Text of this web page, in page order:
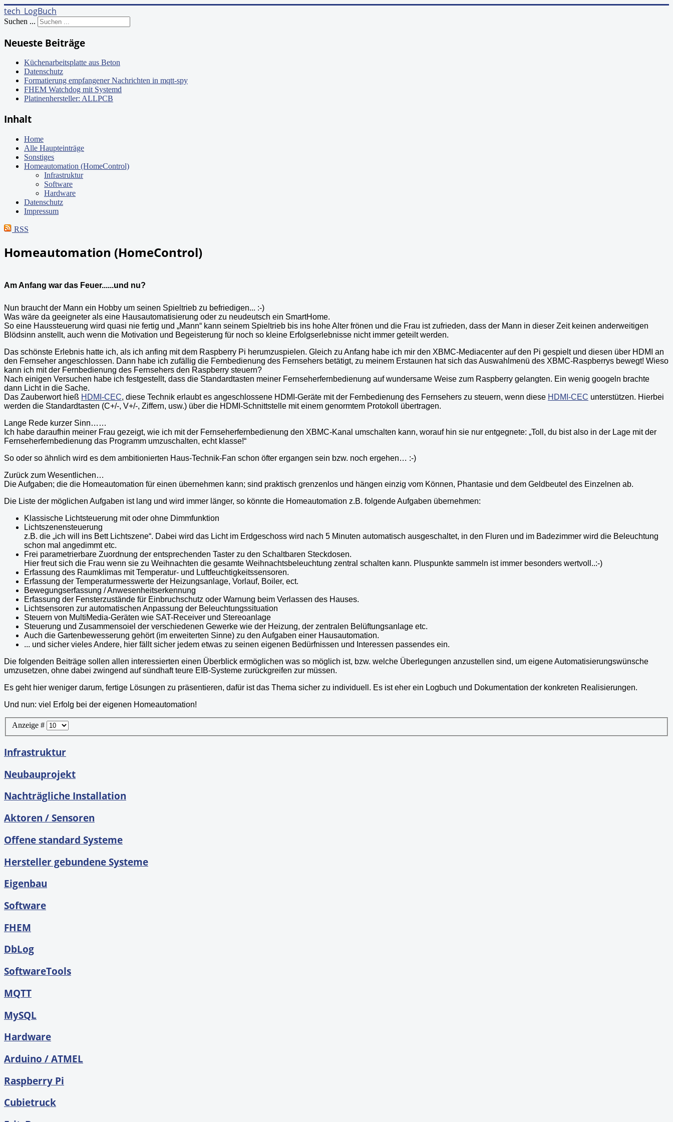
tech_LogBuch
Suchen ...
Neueste Beiträge
Küchenarbeitsplatte aus Beton
Datenschutz
Formatierung empfangener Nachrichten in mqtt-spy
FHEM Watchdog mit Systemd
Platinenhersteller: ALLPCB
Inhalt
Home
Alle Haupteinträge
Sonstiges
Homeautomation (HomeControl)
Infrastruktur
Software
Hardware
Datenschutz
Impressum
RSS
Homeautomation (HomeControl)
Am Anfang war das Feuer......und nu?
Nun braucht der Mann ein Hobby um seinen Spieltrieb zu befriedigen... :-)
Was wäre da geeigneter als eine Hausautomatisierung oder zu neudeutsch ein SmartHome.
So eine Haussteuerung wird quasi nie fertig und „Mann“ kann seinem Spieltrieb bis ins hohe Alter frönen und die Frau ist zufrieden, dass der Mann in dieser Zeit keinen anderweitigen
Blödsinn anstellt, auch wenn die Motivation und Begeisterung für noch so kleine Erfolgserlebnisse nicht immer geteilt werden.
Das schönste Erlebnis hatte ich, als ich anfing mit dem Raspberry Pi herumzuspielen. Gleich zu Anfang habe ich mir den XBMC-Mediacenter auf den Pi gespielt und diesen über HDMI an
den Fernseher angeschlossen. Dann habe ich zufällig die Fernbedienung des Fernsehers betätigt, zu meinem Erstaunen hat sich das Auswahlmenü des XBMC-Raspberrys bewegt! Wieso
kann ich mit der Fernbedienung des Fernsehers den Raspberry steuern?
Nach einigen Versuchen habe ich festgestellt, dass die Standardtasten meiner Fernseherfernbedienung auf wundersame Weise zum Raspberry gelangten. Ein wenig googeln brachte
dann Licht in die Sache.
Das Zauberwort hieß HDMI-CEC, diese Technik erlaubt es angeschlossene HDMI-Geräte mit der Fernbedienung des Fernsehers zu steuern, wenn diese HDMI-CEC unterstützen. Hierbei
werden die Standardtasten (C+/-, V+/-, Ziffern, usw.) über die HDMI-Schnittstelle mit einem genormtem Protokoll übertragen.
Lange Rede kurzer Sinn……
Ich habe daraufhin meiner Frau gezeigt, wie ich mit der Fernseherfernbedienung den XBMC-Kanal umschalten kann, worauf hin sie nur entgegnete: „Toll, du bist also in der Lage mit der
Fernseherfernbedienung das Programm umzuschalten, echt klasse!“
So oder so ähnlich wird es dem ambitionierten Haus-Technik-Fan schon öfter ergangen sein bzw. noch ergehen… :-)
Zurück zum Wesentlichen…
Die Aufgaben; die die Homeautomation für einen übernehmen kann; sind praktisch grenzenlos und hängen einzig vom Können, Phantasie und dem Geldbeutel des Einzelnen ab.
Die Liste der möglichen Aufgaben ist lang und wird immer länger, so könnte die Homeautomation z.B. folgende Aufgaben übernehmen:
Klassische Lichtsteuerung mit oder ohne Dimmfunktion
Lichtszenensteuerung
z.B. die „ich will ins Bett Lichtszene“. Dabei wird das Licht im Erdgeschoss wird nach 5 Minuten automatisch ausgeschaltet, in den Fluren und im Badezimmer wird die Beleuchtung
schon mal angedimmt etc.
Frei parametrierbare Zuordnung der entsprechenden Taster zu den Schaltbaren Steckdosen.
Hier freut sich die Frau wenn sie zu Weihnachten die gesamte Weihnachtsbeleuchtung zentral schalten kann. Pluspunkte sammeln ist immer besonders wertvoll..:-)
Erfassung des Raumklimas mit Temperatur- und Luftfeuchtigkeitssensoren.
Erfassung der Temperaturmesswerte der Heizungsanlage, Vorlauf, Boiler, ect.
Bewegungserfassung / Anwesenheitserkennung
Erfassung der Fensterzustände für Einbruchschutz oder Warnung beim Verlassen des Hauses.
Lichtsensoren zur automatischen Anpassung der Beleuchtungssituation
Steuern von MultiMedia-Geräten wie SAT-Receiver und Stereoanlage
Steuerung und Zusammensoiel der verschiedenen Gewerke wie der Heizung, der zentralen Belüftungsanlage etc.
Auch die Gartenbewesserung gehört (im erweiterten Sinne) zu den Aufgaben einer Hausautomation.
... und sicher vieles Andere, hier fällt sicher jedem etwas zu seinen eigenen Bedürfnissen und Interessen passendes ein.
Die folgenden Beiträge sollen allen interessierten einen Überblick ermöglichen was so möglich ist, bzw. welche Überlegungen anzustellen sind, um eigene Automatisierungswünsche
umzusetzen, ohne dabei zwingend auf sündhaft teure EIB-Systeme zurückgreifen zur müssen.
Es geht hier weniger darum, fertige Lösungen zu präsentieren, dafür ist das Thema sicher zu individuell. Es ist eher ein Logbuch und Dokumentation der konkreten Realisierungen.
Und nun: viel Erfolg bei der eigenen Homeautomation!
Anzeige #
Infrastruktur
Neubauprojekt
Nachträgliche Installation
Aktoren / Sensoren
Offene standard Systeme
Hersteller gebundene Systeme
Eigenbau
Software
FHEM
DbLog
SoftwareTools
MQTT
MySQL
Hardware
Arduino / ATMEL
Raspberry Pi
Cubietruck